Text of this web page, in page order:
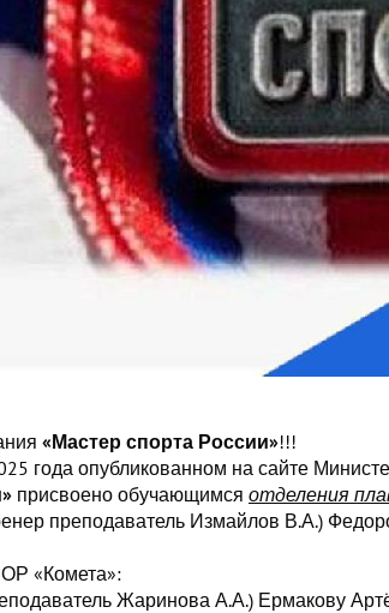
«Мастер спорта России»!!!
года опубликованном на сайте
присвоено обучающимся отделения
преподаватель Измайлов В.А.)
«Комета»:
Жаринова А.А.) Ермакову